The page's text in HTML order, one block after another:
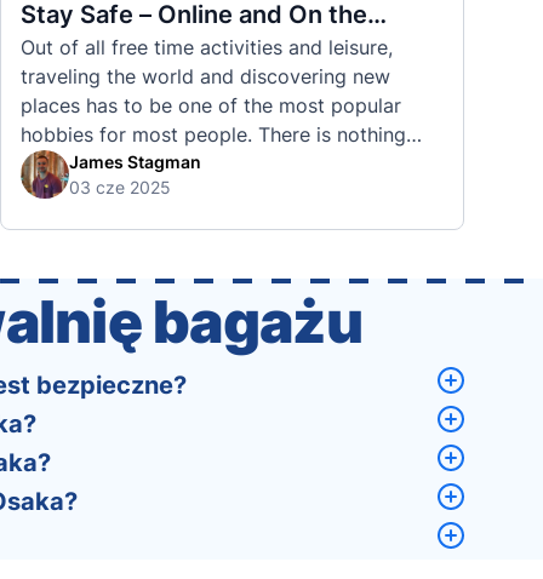
Stay Safe – Online and On the
Road
Out of all free time activities and leisure,
traveling the world and discovering new
places has to be one of the most popular
hobbies for most people. There is nothing
quite like visiting a brand new city, country,
or region and experiencing the culture, the
James Stagman
03 cze 2025
bagażu
bezpieczne?